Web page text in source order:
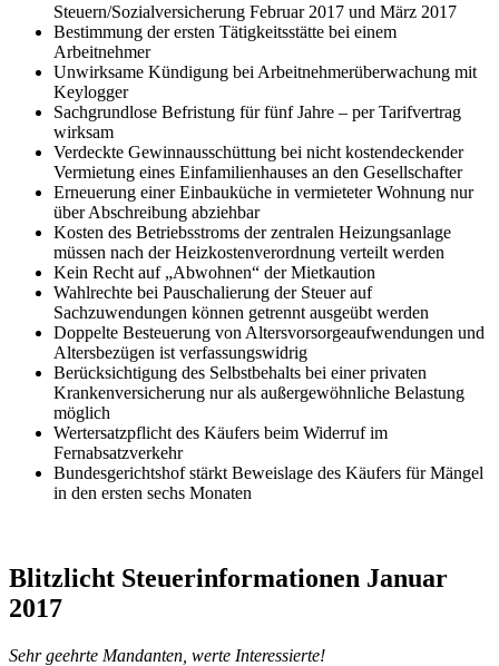
Steuern/Sozialversicherung Februar 2017 und März 2017
Bestimmung der ersten Tätigkeitsstätte bei einem
Arbeitnehmer
Unwirksame Kündigung bei Arbeitnehmerüberwachung mit
Keylogger
Sachgrundlose Befristung für fünf Jahre – per Tarifvertrag
wirksam
Verdeckte Gewinnausschüttung bei nicht kostendeckender
Vermietung eines Einfamilienhauses an den Gesellschafter
Erneuerung einer Einbauküche in vermieteter Wohnung nur
über Abschreibung abziehbar
Kosten des Betriebsstroms der zentralen Heizungsanlage
müssen nach der Heizkostenverordnung verteilt werden
Kein Recht auf „Abwohnen“ der Mietkaution
Wahlrechte bei Pauschalierung der Steuer auf
Sachzuwendungen können getrennt ausgeübt werden
Doppelte Besteuerung von Altersvorsorgeaufwendungen und
Altersbezügen ist verfassungswidrig
Berücksichtigung des Selbstbehalts bei einer privaten
Krankenversicherung nur als außergewöhnliche Belastung
möglich
Wertersatzpflicht des Käufers beim Widerruf im
Fernabsatzverkehr
Bundesgerichtshof stärkt Beweislage des Käufers für Mängel
in den ersten sechs Monaten
Blitzlicht Steuerinformationen Januar
2017
Sehr geehrte Mandanten, werte Interessierte!